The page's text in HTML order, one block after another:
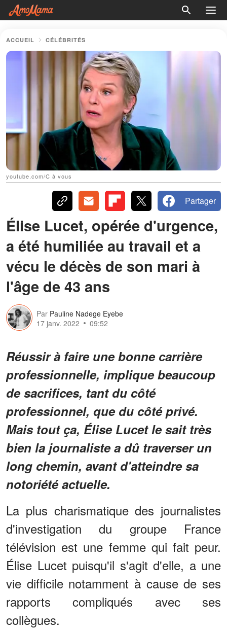
ACCUEIL CÉLÉBRITÉS
youtube.com/C à vous
Partager
Élise Lucet, opérée d'urgence,
a été humiliée au travail et a
vécu le décès de son mari à
l'âge de 43 ans
Par Pauline Nadege Eyebe
17 janv. 2022
09:52
Réussir à faire une bonne carrière
professionnelle, implique beaucoup
de sacrifices, tant du côté
professionnel, que du côté privé.
Mais tout ça, Élise Lucet le sait très
bien la journaliste a dû traverser un
long chemin, avant d'atteindre sa
notoriété actuelle.
La plus charismatique des journalistes
d'investigation du groupe France
télévision est une femme qui fait peur.
Élise Lucet puisqu'il s'agit d'elle, a une
vie difficile notamment à cause de ses
rapports compliqués avec ses
collègues.